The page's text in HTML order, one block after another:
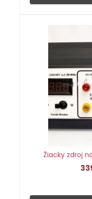
Žiacky zdroj